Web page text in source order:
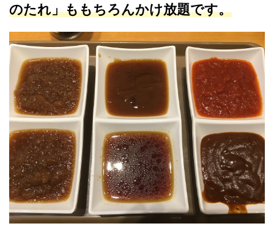
のたれ」ももちろんかけ放題です。